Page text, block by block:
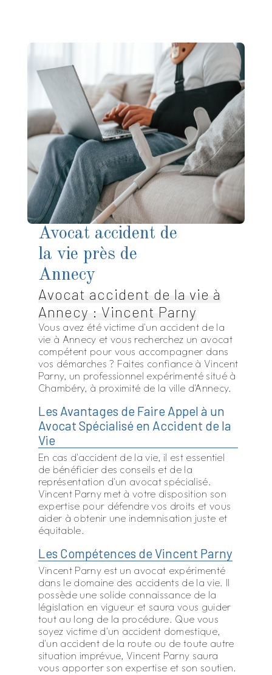
Avocat accident de
la vie près de
Annecy
Avocat accident de la vie à
Annecy : Vincent Parny
Vous avez été victime d'un accident de la
vie à Annecy et vous recherchez un avocat
compétent pour vous accompagner dans
vos démarches ? Faites confiance à Vincent
Parny, un professionnel expérimenté situé à
Chambéry, à proximité de la ville d'Annecy.
Les Avantages de Faire Appel à un
Avocat Spécialisé en Accident de la
Vie
En cas d'accident de la vie, il est essentiel
de bénéficier des conseils et de la
représentation d'un avocat spécialisé.
Vincent Parny met à votre disposition son
expertise pour défendre vos droits et vous
aider à obtenir une indemnisation juste et
équitable.
Les Compétences de Vincent Parny
Vincent Parny est un avocat expérimenté
dans le domaine des accidents de la vie. Il
possède une solide connaissance de la
législation en vigueur et saura vous guider
tout au long de la procédure. Que vous
soyez victime d'un accident domestique,
d'un accident de la route ou de toute autre
situation imprévue, Vincent Parny saura
vous apporter son expertise et son soutien.